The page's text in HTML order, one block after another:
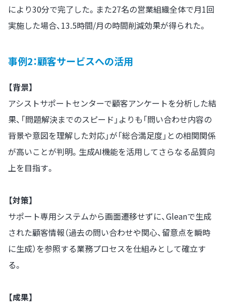
により30分で完了した。また27名の営業組織全体で月1回
実施した場合、13.5時間/月の時間削減効果が得られた。
事例2：顧客サービスへの活用
【背景】
アシストサポートセンターで顧客アンケートを分析した結
果、「問題解決までのスピード」よりも「問い合わせ内容の
背景や意図を理解した対応」が「総合満足度」との相関関係
が高いことが判明。生成AI機能を活用してさらなる品質向
上を目指す。
【対策】
サポート専用システムから画面遷移せずに、Gleanで生成
された顧客情報（過去の問い合わせや関心、留意点を瞬時
に生成）を参照する業務プロセスを仕組みとして確立す
る。
【成果】